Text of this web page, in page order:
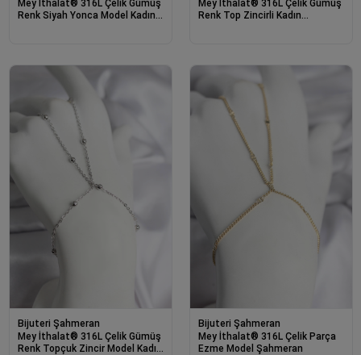
Mey İthalat® 316L Çelik Gümüş
Renk Siyah Yonca Model Kadın
Mey İthalat® 316L Çelik Gümüş
Renk Top Zincirli Kadın
Bijuteri Şahmeran
Mey İthalat® 316L Çelik Gümüş
Renk Topçuk Zincir Model Kadın
Bijuteri Şahmeran
Mey İthalat® 316L Çelik Parça
Ezme Model Şahmeran